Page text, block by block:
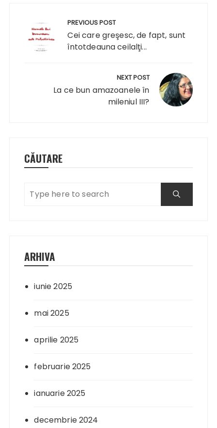
articole
PREVIOUS POST
Cei care greşesc, de fapt, sunt
întotdeauna ceilalţi...
NEXT POST
La ce bun amazoanele în
mileniul III?
CĂUTARE
ARHIVA
iunie 2025
mai 2025
aprilie 2025
februarie 2025
ianuarie 2025
decembrie 2024